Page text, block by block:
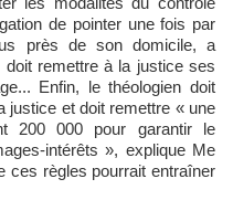
de pointer une fois par
près de son domicile, a
doit remettre à la justice ses
Enfin, le théologien doit
justice et doit remettre « une
200 000 pour garantir le
intérêts », explique Me
ces règles pourrait entraîner